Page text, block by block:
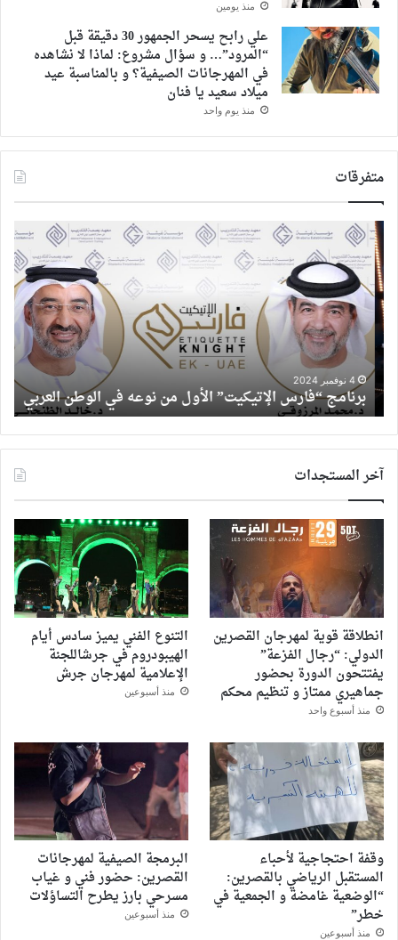
منذ يومين
علي رابح يسحر الجمهور 30 دقيقة قبل
“المرود”… و سؤال مشروع: لماذا لا نشاهده
في المهرجانات الصيفية؟ و بالمناسبة عيد
ميلاد سعيد يا فنان
منذ يوم واحد
متفرقات
برنامج
“فارس
الإتيكيت”
الأول
من
نوعه
في
الوطن
العربي
4 نوفمبر 2024
برنامج “فارس الإتيكيت” الأول من نوعه في الوطن العربي
آخر المستجدات
انطلاقة قوية لمهرجان القصرين
الدولي: “رجال الفزعة”
يفتتحون الدورة بحضور
جماهيري ممتاز و تنظيم محكم
منذ أسبوع واحد
التنوع الفني يميز سادس أيام
الهيبودروم في جرشاللجنة
الإعلامية لمهرجان جرش
منذ أسبوعين
وقفة احتجاجية لأحباء
المستقبل الرياضي بالقصرين:
“الوضعية غامضة و الجمعية في
خطر”
منذ أسبوعين
البرمجة الصيفية لمهرجانات
القصرين: حضور فني و غياب
مسرحي بارز يطرح التساؤلات
منذ أسبوعين